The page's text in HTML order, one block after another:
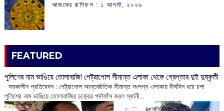
আজকের রাশিফল :‌ ‌‌১ আগস্ট, ২০২৬
FEATURED
পুলিশের নাম ভাঙিয়ে তোলাবাজি! পেট্রাপোল সীমান্ত এলাকা থেকে গ্রেপ্তার দুই দুষ্কৃতী
সমকালীন প্রতিবেদন : পেট্রাপোল আন্তর্জাতিক সীমান্ত সংলগ্ন এলাকায় দীর্ঘদিন ধরে চলা
পুলিশের নাম ভাঙিয়ে তোলাবাজির চক্রের পর্দাফাঁস করল স্থানী...